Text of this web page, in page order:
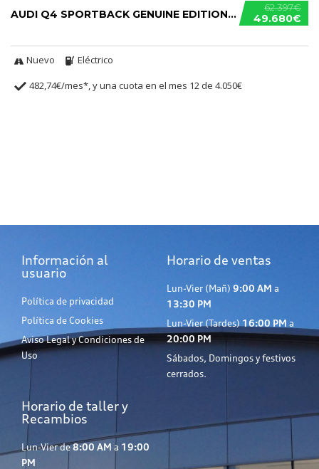
62.397€
49.680€
AUDI Q4 SPORTBACK GENUINE EDITION 45 E-TRON
Nuevo
Eléctrico
482,74€/mes*, y una cuota en el mes 12 de 4.050€
Información al
usuario
Política de privacidad
Política de Cookies
Aviso Legal y Condiciones de
Uso
Horario de ventas
Lun-Vier (Mañ) 9:00 AM a
13:30 PM
Lun-Vier (Tardes) 16:00 PM a
20:00 PM
Sábados, Domingos y festivos
cerrados.
Horario de taller y
Recambios
Lun-Vier de8:00 AM a 19:00
PM